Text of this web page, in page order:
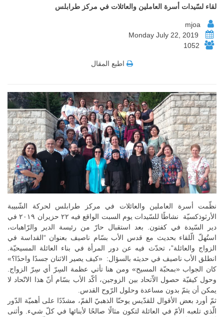
لقاء لسّيدات أسرة العاملين والعائلات في مركز طرابلس
1052
اطبع المقال
نظّمت أسرة العاملين والعائلات في مركز طرابلس لحركة الشّبيبة
الأرثوذكسيّة نشاطًا للسّيدات يوم السبت الواقع فيه ٢٢ حزيران ٢٠١٩ في
دير السّيدة في كفتون. بعد استقبال حارّ من رئيسة الدير والرّاهبات،
استُهلّ الّلقاء بحديث مع قدس الأب بسّام ناصيف بعنوان “القداسة في
الزواج والعائلة”، تحدّث فيه عن دور المرأة في بناء العائلة المسيحيّة.
انطلق الأب ناصيف في حديثه بالسؤال: «كيف يصير الاثنان جسدًا واحدًا؟»
كان الجواب «بمحبّة المسيح» ومن هنا تأتي عظمة السِرّ أي سِرّ الزواج.
وحول كيفيّة حصول الاّتحاد بين الزوجين، أكّد الأب بسّام أنّ هذا الاتّحاد لا
يمكن أن يتمّ بدون مساعدة وحلول الرّوح القدس.
ثمّ أورد بعض الأقوال للقدّيس يوحنّا الذهبيّ الفمّ، مشدّدًا على أهميّة الدّور
الّذي تلعبه الأمّ في العائلة لتكون مثالًا صالحًا لأبنائها في كلّ شيء. وأثنى